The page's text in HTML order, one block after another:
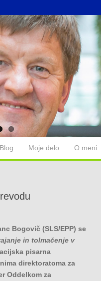
Blog Moje delo O meni
Bogovič (SLS/EPP) se
in tolmačenje v
pisarna
direktoratoma za
Oddelkom za